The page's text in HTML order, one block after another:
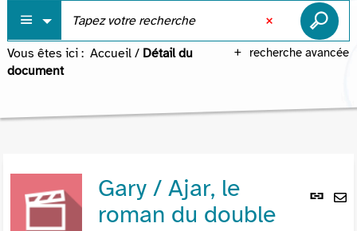
recherche avancée
Vous êtes ici : Accueil / Détail du
document
Lien
Gary / Ajar, le
roman du double